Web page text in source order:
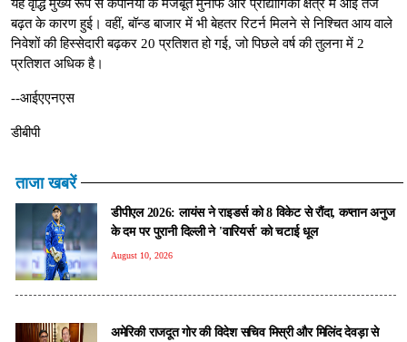
यह वृद्धि मुख्य रूप से कंपनियों के मजबूत मुनाफे और प्रौद्योगिकी क्षेत्र में आई तेज
बढ़त के कारण हुई। वहीं, बॉन्ड बाजार में भी बेहतर रिटर्न मिलने से निश्चित आय वाले
निवेशों की हिस्सेदारी बढ़कर 20 प्रतिशत हो गई, जो पिछले वर्ष की तुलना में 2
प्रतिशत अधिक है।
--आईएएनएस
डीबीपी
ताजा खबरें
डीपीएल 2026: लायंस ने राइडर्स को 8 विकेट से रौंदा, कप्तान अनुज
के दम पर पुरानी दिल्ली ने 'वारियर्स' को चटाई धूल
August 10, 2026
अमेरिकी राजदूत गोर की विदेश सचिव मिस्री और मिलिंद देवड़ा से